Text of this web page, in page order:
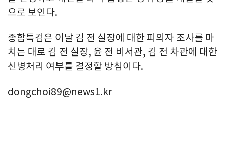
으로 보인다.
종합특검은 이날 김 전 실장에 대한 피의자 조사를 마
치는 대로 김 전 실장, 윤 전 비서관, 김 전 차관에 대한
신병처리 여부를 결정할 방침이다.
dongchoi89@news1.kr